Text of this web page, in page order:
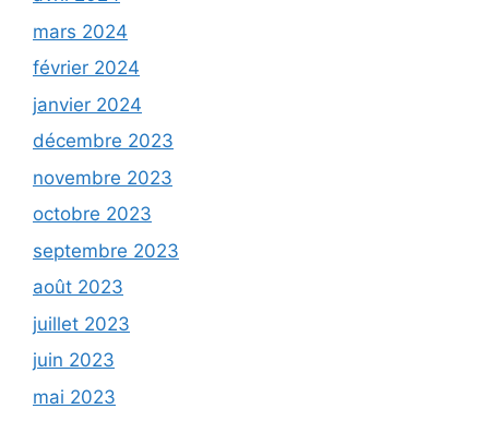
mars 2024
février 2024
janvier 2024
décembre 2023
novembre 2023
octobre 2023
septembre 2023
août 2023
juillet 2023
juin 2023
mai 2023